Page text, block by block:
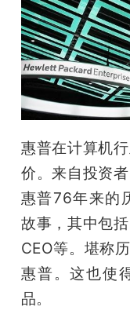
心
GAIR
题
爱
搞
惠普在计算机
价。来自投资
惠普76年来的
故事，其中包
CEO等。堪称
惠普。这也使
品。